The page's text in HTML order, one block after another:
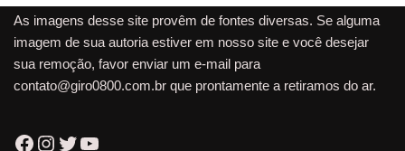
As imagens desse site provêm de fontes diversas. Se alguma
imagem de sua autoria estiver em nosso site e você desejar
sua remoção, favor enviar um e-mail para
contato@giro0800.com.br que prontamente a retiramos do ar.